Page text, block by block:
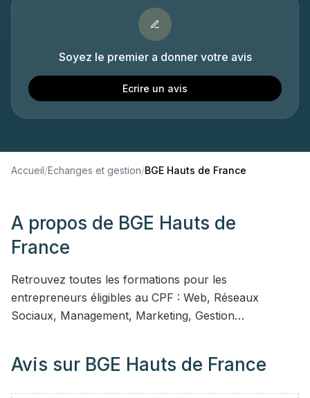
Soyez le premier a donner votre avis
Ecrire un avis
Accueil/Echanges et gestion/BGE Hauts de France
A propos de BGE Hauts de
France
Retrouvez toutes les formations pour les
entrepreneurs éligibles au CPF : Web, Réseaux
Sociaux, Management, Marketing, Gestion…
Avis sur BGE Hauts de France